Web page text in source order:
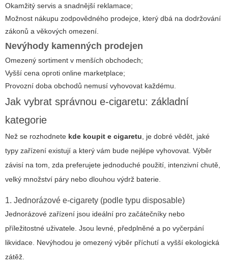
Okamžitý servis a snadnější reklamace;
Možnost nákupu zodpovědného prodejce, který dbá na dodržování
zákonů a věkových omezení.
Nevýhody kamenných prodejen
Omezený sortiment v menších obchodech;
Vyšší cena oproti online marketplace;
Provozní doba obchodů nemusí vyhovovat každému.
Jak vybrat správnou e-cigaretu: základní
kategorie
Než se rozhodnete kde koupit e cigaretu, je dobré vědět, jaké
typy zařízení existují a který vám bude nejlépe vyhovovat. Výběr
závisí na tom, zda preferujete jednoduché použití, intenzivní chutě,
velký množství páry nebo dlouhou výdrž baterie.
1. Jednorázové e-cigarety (podle typu disposable)
Jednorázové zařízení jsou ideální pro začátečníky nebo
příležitostné uživatele. Jsou levné, předplněné a po vyčerpání
likvidace. Nevýhodou je omezený výběr příchutí a vyšší ekologická
zátěž.